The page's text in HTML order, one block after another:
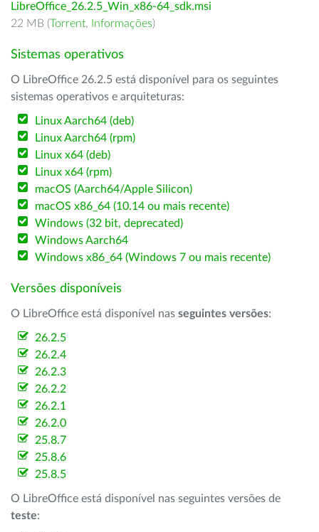
LibreOffice_26.2.5_Win_x86-64_sdk.msi
22 MB (Torrent, Informações)
Sistemas operativos
O LibreOffice 26.2.5 está disponível para os seguintes
sistemas operativos e arquiteturas:
Linux Aarch64 (deb)
Linux Aarch64 (rpm)
Linux x64 (deb)
Linux x64 (rpm)
macOS (Aarch64/Apple Silicon)
macOS x86_64 (10.14 ou mais recente)
Windows (32 bit, deprecated)
Windows Aarch64
Windows x86_64 (Windows 7 ou mais recente)
Versões disponíveis
O LibreOffice está disponível nas seguintes versões:
26.2.5
26.2.4
26.2.3
26.2.2
26.2.1
26.2.0
25.8.7
25.8.6
25.8.5
O LibreOffice está disponível nas seguintes versões de
teste: